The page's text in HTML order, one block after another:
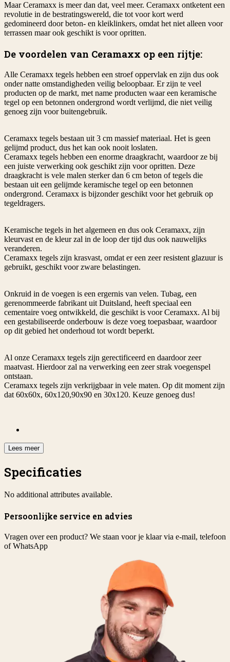
Maar Ceramaxx is meer dan dat, veel meer. Ceramaxx ontketent een
revolutie in de bestratingswereld, die tot voor kort werd
gedomineerd door beton- en kleiklinkers, omdat het niet alleen voor
terrassen maar ook geschikt is voor opritten.
De voordelen van Ceramaxx op een rijtje:
Alle Ceramaxx tegels hebben een stroef oppervlak en zijn dus ook
onder natte omstandigheden veilig beloopbaar. Er zijn te veel
producten op de markt, met name producten waar een keramische
tegel op een betonnen ondergrond wordt verlijmd, die niet veilig
genoeg zijn voor buitengebruik.
Ceramaxx tegels bestaan uit 3 cm massief materiaal. Het is geen
gelijmd product, dus het kan ook nooit loslaten.
Ceramaxx tegels hebben een enorme draagkracht, waardoor ze bij
een juiste verwerking ook geschikt zijn voor opritten. Deze
draagkracht is vele malen sterker dan 6 cm beton of tegels die
bestaan uit een gelijmde keramische tegel op een betonnen
ondergrond. Ceramaxx is bijzonder geschikt voor het gebruik op
tegeldragers.
Keramische tegels in het algemeen en dus ook Ceramaxx, zijn
kleurvast en de kleur zal in de loop der tijd dus ook nauwelijks
veranderen.
Ceramaxx tegels zijn krasvast, omdat er een zeer resistent glazuur is
gebruikt, geschikt voor zware belastingen.
Onkruid in de voegen is een ergernis van velen. Tubag, een
gerenommeerde fabrikant uit Duitsland, heeft speciaal een
cementaire voeg ontwikkeld, die geschikt is voor Ceramaxx. Al bij
een gestabiliseerde onderbouw is deze voeg toepasbaar, waardoor
op dit gebied het onderhoud tot wordt beperkt.
Al onze Ceramaxx tegels zijn gerectificeerd en daardoor zeer
maatvast. Hierdoor zal na verwerking een zeer strak voegenspel
ontstaan.
Ceramaxx tegels zijn verkrijgbaar in vele maten. Op dit moment zijn
dat 60x60x, 60x120,90x90 en 30x120. Keuze genoeg dus!
Lees meer
Specificaties
No additional attributes available.
Persoonlijke service en advies
Vragen over een product? We staan voor je klaar via e-mail, telefoon
of WhatsApp